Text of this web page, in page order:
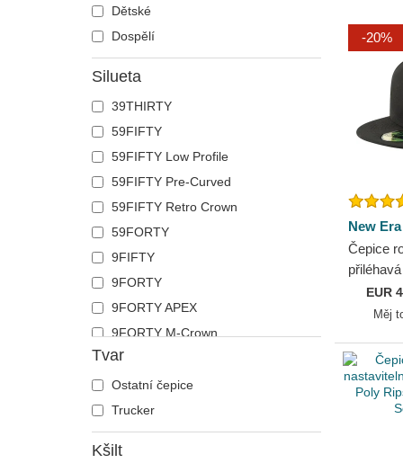
Dětské
Dospělí
Silueta
39THIRTY
59FIFTY
59FIFTY Low Profile
59FIFTY Pre-Curved
59FIFTY Retro Crown
59FORTY
9FIFTY
9FORTY
9FORTY APEX
9FORTY M-Crown
9TWENTY
Tvar
Ostatní čepice
Trucker
Kšilt
-20%
New Era
Čepice
On
White
EUR
Měj